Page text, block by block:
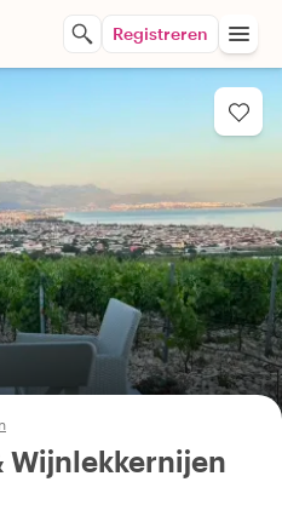
Registreren
Wijnlekkernijen